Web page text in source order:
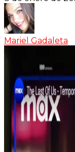
Mariel Gadaleta